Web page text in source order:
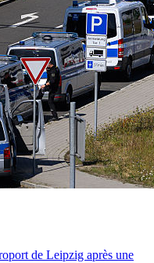
de Leipzig après une